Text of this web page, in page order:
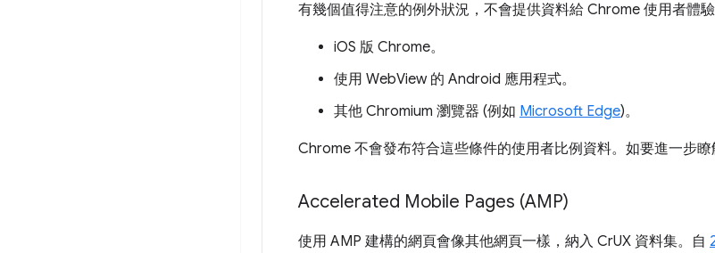
有幾個值得注意的例外狀況，不會提供資料給 Chrome 使用者體驗
iOS 版 Chrome。
使用 WebView 的 Android 應用程式。
其他 Chromium 瀏覽器 (例如 Microsoft Edge)。
Chrome 不會發布符合這些條件的使用者比例資料。如要進一步瞭
Accelerated Mobile Pages (AMP)
使用 AMP 建構的網頁會像其他網頁一樣，納入 CrUX 資料集。自